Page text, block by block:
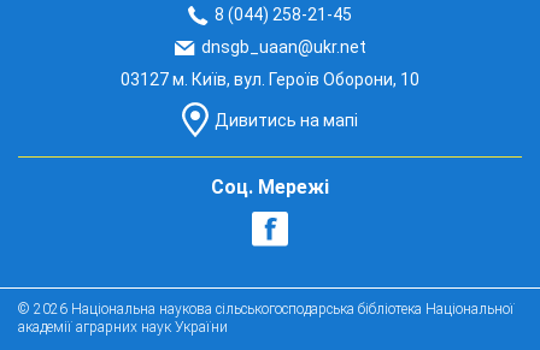
8 (044) 258-21-45
dnsgb_uaan@ukr.net
03127 м. Київ, вул. Героїв Оборони, 10
Дивитись на мапі
Соц. Мережі
© 2026 Національна наукова сільськогосподарська бібліотека Національної
академії аграрних наук України